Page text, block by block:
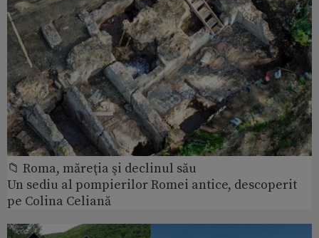
📁 Roma, măreţia şi declinul său
Un sediu al pompierilor Romei antice, descoperit
pe Colina Celiană